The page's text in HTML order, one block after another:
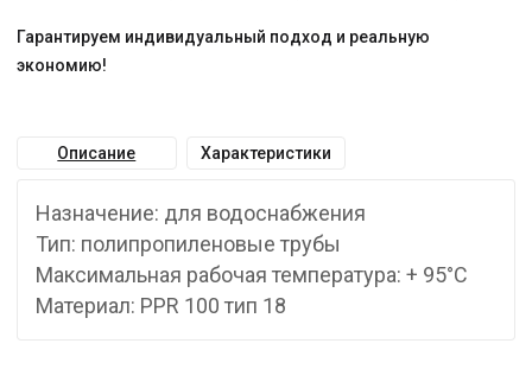
Гарантируем индивидуальный подход и реальную
экономию!
Описание Характеристики
Назначение: для водоснабжения
Тип: полипропиленовые трубы
Максимальная рабочая температура: + 95°С
Материал: PPR 100 тип 18